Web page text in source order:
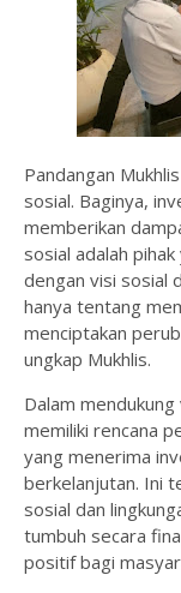
Pandangan
sosial. Baginya,
memberikan
sosial adalah
dengan visi sosial
hanya tentang
menciptakan
ungkap Mukhlis.
Dalam
memiliki rencana
yang menerima
berkelanjutan. Ini
sosial dan
tumbuh secara
positif bagi